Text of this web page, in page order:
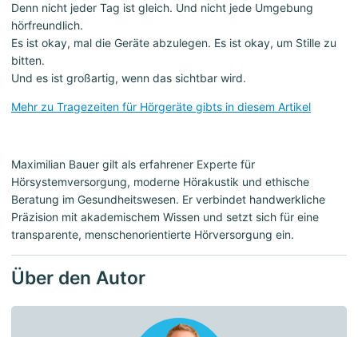
Denn nicht jeder Tag ist gleich. Und nicht jede Umgebung
hörfreundlich.
Es ist okay, mal die Geräte abzulegen. Es ist okay, um Stille zu
bitten.
Und es ist großartig, wenn das sichtbar wird.
Mehr zu Tragezeiten für Hörgeräte gibts in diesem Artikel
Maximilian Bauer gilt als erfahrener Experte für
Hörsystemversorgung, moderne Hörakustik und ethische
Beratung im Gesundheitswesen. Er verbindet handwerkliche
Präzision mit akademischem Wissen und setzt sich für eine
transparente, menschenorientierte Hörversorgung ein.
Über den Autor